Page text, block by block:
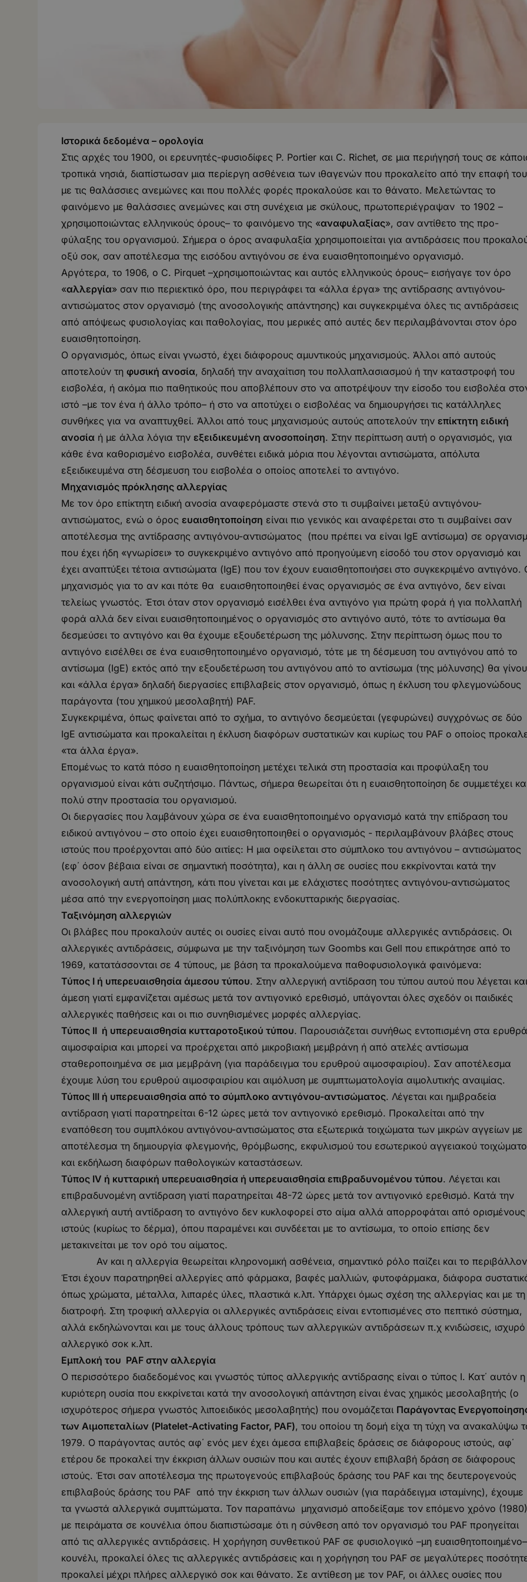
Ιστορικά δεδομένα – ορολογία
Στις αρχές του 1900, οι ερευνητές-φυσιοδίφες P. Portier και C. Richet, σε μια περιήγησή τους σε
τροπικά νησιά, διαπίστωσαν μια περίεργη ασθένεια των ιθαγενών που προκαλείτο από την επαφή
με τις θαλάσσιες ανεμώνες και που πολλές φορές προκαλούσε και το θάνατο. Μελετώντας το
φαινόμενο με θαλάσσιες ανεμώνες και στη συνέχεια με σκύλους, πρωτοπεριέγραψαν το 1902 –
χρησιμοποιώντας ελληνικούς όρους– το φαινόμενο της «αναφυλαξίας», σαν αντίθετο της προ-
φύλαξης του οργανισμού. Σήμερα ο όρος αναφυλαξία χρησιμοποιείται για αντιδράσεις που
οξύ σοκ, σαν αποτέλεσμα της εισόδου αντιγόνου σε ένα ευαισθητοποιημένο οργανισμό.
Αργότερα, το 1906, ο C. Pirquet –χρησιμοποιώντας και αυτός ελληνικούς όρους– εισήγαγε τον όρο
«αλλεργία» σαν πιο περιεκτικό όρο, που περιγράφει τα «άλλα έργα» της αντίδρασης αντιγόνου-
αντισώματος στον οργανισμό (της ανοσολογικής απάντησης) και συγκεκριμένα όλες τις αντιδράσεις
από απόψεως φυσιολογίας και παθολογίας, που μερικές από αυτές δεν περιλαμβάνονται στον όρο
ευαισθητοποίηση.
Ο οργανισμός, όπως είναι γνωστό, έχει διάφορους αμυντικούς μηχανισμούς. Άλλοι από αυτούς
αποτελούν τη φυσική ανοσία, δηλαδή την αναχαίτιση του πολλαπλασιασμού ή την καταστροφή του
εισβολέα, ή ακόμα πιο παθητικούς που αποβλέπουν στο να αποτρέψουν την είσοδο του εισβολέα
ιστό –με τον ένα ή άλλο τρόπο– ή στο να αποτύχει ο εισβολέας να δημιουργήσει τις κατάλληλες
συνθήκες για να αναπτυχθεί. Άλλοι από τους μηχανισμούς αυτούς αποτελούν την επίκτητη ειδική
ανοσία ή με άλλα λόγια την εξειδικευμένη ανοσοποίηση. Στην περίπτωση αυτή ο οργανισμός, για
κάθε ένα καθορισμένο εισβολέα, συνθέτει ειδικά μόρια που λέγονται αντισώματα, απόλυτα
εξειδικευμένα στη δέσμευση του εισβολέα ο οποίος αποτελεί το αντιγόνο.
Μηχανισμός πρόκλησης αλλεργίας
Με τον όρο επίκτητη ειδική ανοσία αναφερόμαστε στενά στο τι συμβαίνει μεταξύ αντιγόνου-
αντισώματος, ενώ ο όρος ευαισθητοποίηση είναι πιο γενικός και αναφέρεται στο τι συμβαίνει σαν
αποτέλεσμα της αντίδρασης αντιγόνου-αντισώματος (που πρέπει να είναι IgE αντίσωμα) σε
που έχει ήδη «γνωρίσει» το συγκεκριμένο αντιγόνο από προηγούμενη είσοδό του στον οργανισμό και
έχει αναπτύξει τέτοια αντισώματα (IgE) που τον έχουν ευαισθητοποιήσει στο συγκεκριμένο αντιγόνο.
μηχανισμός για το αν και πότε θα ευαισθητοποιηθεί ένας οργανισμός σε ένα αντιγόνο, δεν είναι
τελείως γνωστός. Έτσι όταν στον οργανισμό εισέλθει ένα αντιγόνο για πρώτη φορά ή για πολλαπλή
φορά αλλά δεν είναι ευαισθητοποιημένος ο οργανισμός στο αντιγόνο αυτό, τότε το αντίσωμα θα
δεσμεύσει το αντιγόνο και θα έχουμε εξουδετέρωση της μόλυνσης. Στην περίπτωση όμως που το
αντιγόνο εισέλθει σε ένα ευαισθητοποιημένο οργανισμό, τότε με τη δέσμευση του αντιγόνου από το
αντίσωμα (IgE) εκτός από την εξουδετέρωση του αντιγόνου από το αντίσωμα (της μόλυνσης) θα
και «άλλα έργα» δηλαδή διεργασίες επιβλαβείς στον οργανισμό, όπως η έκλυση του φλεγμονώδους
παράγοντα (του χημικού μεσολαβητή) PAF.
Συγκεκριμένα, όπως φαίνεται από το σχήμα, το αντιγόνο δεσμεύεται (γεφυρώνει) συγχρόνως σε δύο
IgE αντισώματα και προκαλείται η έκλυση διαφόρων συστατικών και κυρίως του PAF ο οποίος
«τα άλλα έργα».
Επομένως το κατά πόσο η ευαισθητοποίηση μετέχει τελικά στη προστασία και προφύλαξη του
οργανισμού είναι κάτι συζητήσιμο. Πάντως, σήμερα θεωρείται ότι η ευαισθητοποίηση δε συμμετέχει
πολύ στην προστασία του οργανισμού.
Οι διεργασίες που λαμβάνουν χώρα σε ένα ευαισθητοποιημένο οργανισμό κατά την επίδραση του
ειδικού αντιγόνου – στο οποίο έχει ευαισθητοποιηθεί ο οργανισμός - περιλαμβάνουν βλάβες στους
ιστούς που προέρχονται από δύο αιτίες: Η μια οφείλεται στο σύμπλοκο του αντιγόνου – αντισώματος
(εφ΄ όσον βέβαια είναι σε σημαντική ποσότητα), και η άλλη σε ουσίες που εκκρίνονται κατά την
ανοσολογική αυτή απάντηση, κάτι που γίνεται και με ελάχιστες ποσότητες αντιγόνου-αντισώματος
μέσα από την ενεργοποίηση μιας πολύπλοκης ενδοκυτταρικής διεργασίας.
Ταξινόμηση αλλεργιών
Οι βλάβες που προκαλούν αυτές οι ουσίες είναι αυτό που ονομάζουμε αλλεργικές αντιδράσεις. Οι
αλλεργικές αντιδράσεις, σύμφωνα με την ταξινόμηση των Goombs και Gell που επικράτησε από το
1969, κατατάσσονται σε 4 τύπους, με βάση τα προκαλούμενα παθοφυσιολογικά φαινόμενα:
Τύπος Ι ή υπερευαισθησία άμεσου τύπου. Στην αλλεργική αντίδραση του τύπου αυτού που λέγεται και
άμεση γιατί εμφανίζεται αμέσως μετά τον αντιγονικό ερεθισμό, υπάγονται όλες σχεδόν οι παιδικές
αλλεργικές παθήσεις και οι πιο συνηθισμένες μορφές αλλεργίας.
Τύπος ΙΙ ή υπερευαισθησία κυτταροτοξικού τύπου. Παρουσιάζεται συνήθως εντοπισμένη στα ερυθρά
αιμοσφαίρια και μπορεί να προέρχεται από μικροβιακή μεμβράνη ή από ατελές αντίσωμα
σταθεροποιημένα σε μια μεμβράνη (για παράδειγμα του ερυθρού αιμοσφαιρίου). Σαν αποτέλεσμα
έχουμε λύση του ερυθρού αιμοσφαιρίου και αιμόλυση με συμπτωματολογία αιμολυτικής αναιμίας.
Τύπος ΙΙΙ ή υπερευαισθησία από το σύμπλοκο αντιγόνου-αντισώματος. Λέγεται και ημιβραδεία
αντίδραση γιατί παρατηρείται 6-12 ώρες μετά τον αντιγονικό ερεθισμό. Προκαλείται από την
εναπόθεση του συμπλόκου αντιγόνου-αντισώματος στα εξωτερικά τοιχώματα των μικρών αγγείων με
αποτέλεσμα τη δημιουργία φλεγμονής, θρόμβωσης, εκφυλισμού του εσωτερικού αγγειακού
και εκδήλωση διαφόρων παθολογικών καταστάσεων.
Τύπος ΙV ή κυτταρική υπερευαισθησία ή υπερευαισθησία επιβραδυνομένου τύπου. Λέγεται και
επιβραδυνομένη αντίδραση γιατί παρατηρείται 48-72 ώρες μετά τον αντιγονικό ερεθισμό. Κατά την
αλλεργική αυτή αντίδραση το αντιγόνο δεν κυκλοφορεί στο αίμα αλλά απορροφάται από ορισμένους
ιστούς (κυρίως το δέρμα), όπου παραμένει και συνδέεται με το αντίσωμα, το οποίο επίσης δεν
μετακινείται με τον ορό του αίματος.
Αν και η αλλεργία θεωρείται κληρονομική ασθένεια, σημαντικό ρόλο παίζει και το
Έτσι έχουν παρατηρηθεί αλλεργίες από φάρμακα, βαφές μαλλιών, φυτοφάρμακα, διάφορα
όπως χρώματα, μέταλλα, λιπαρές ύλες, πλαστικά κ.λπ. Υπάρχει όμως σχέση της αλλεργίας και με τη
διατροφή. Στη τροφική αλλεργία οι αλλεργικές αντιδράσεις είναι εντοπισμένες στο πεπτικό σύστημα,
αλλά εκδηλώνονται και με τους άλλους τρόπους των αλλεργικών αντιδράσεων π.χ κνιδώσεις, ισχυρό
αλλεργικό σοκ κ.λπ.
Εμπλοκή του PAF στην αλλεργία
Ο περισσότερο διαδεδομένος και γνωστός τύπος αλλεργικής αντίδρασης είναι ο τύπος Ι. Κατ΄ αυτόν η
κυριότερη ουσία που εκκρίνεται κατά την ανοσολογική απάντηση είναι ένας χημικός μεσολαβητής (ο
ισχυρότερος σήμερα γνωστός λιποειδικός μεσολαβητής) που ονομάζεται Παράγοντας
των Αιμοπεταλίων (Platelet-Activating Factor, PAF), του οποίου τη δομή είχα τη τύχη να ανακαλύψω
1979. Ο παράγοντας αυτός αφ΄ ενός μεν έχει άμεσα επιβλαβείς δράσεις σε διάφορους ιστούς, αφ΄
ετέρου δε προκαλεί την έκκριση άλλων ουσιών που και αυτές έχουν επιβλαβή δράση σε διάφορους
ιστούς. Έτσι σαν αποτέλεσμα της πρωτογενούς επιβλαβούς δράσης του PAF και της δευτερογενούς
επιβλαβούς δράσης του PAF από την έκκριση των άλλων ουσιών (για παράδειγμα ισταμίνης), έχουμε
τα γνωστά αλλεργικά συμπτώματα. Τον παραπάνω μηχανισμό αποδείξαμε τον επόμενο χρόνο
με πειράματα σε κουνέλια όπου διαπιστώσαμε ότι η σύνθεση από τον οργανισμό του PAF προηγείται
από τις αλλεργικές αντιδράσεις. Η χορήγηση συνθετικού PAF σε φυσιολογικό –μη ευαισθητοποιημένο–
κουνέλι, προκαλεί όλες τις αλλεργικές αντιδράσεις και η χορήγηση του PAF σε μεγαλύτερες
προκαλεί μέχρι πλήρες αλλεργικό σοκ και θάνατο. Σε αντίθεση με τον PAF, οι άλλες ουσίες που